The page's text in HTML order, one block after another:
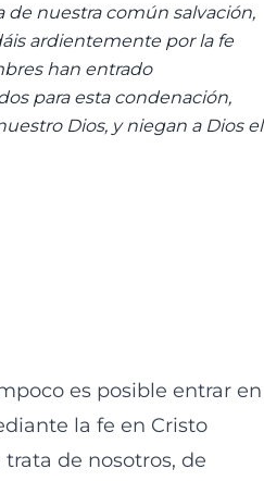
de nuestra común salvación,
ardientemente por la fe
han entrado
para esta condenación,
Dios, y niegan a Dios el
es posible entrar en
la fe en Cristo
de nosotros, de